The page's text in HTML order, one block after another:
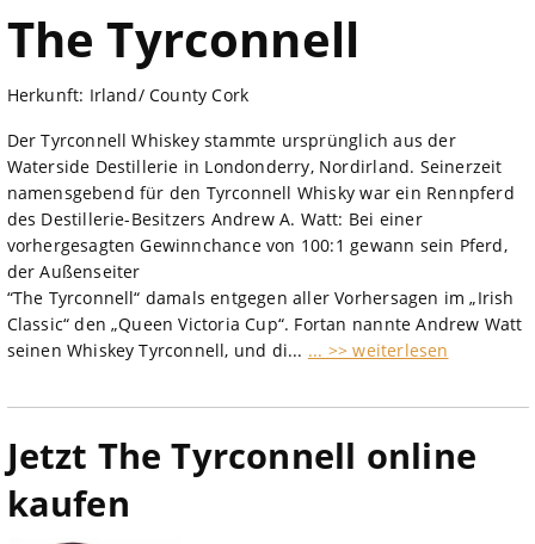
The Tyrconnell
Herkunft: Irland/ County Cork
Der Tyrconnell Whiskey stammte ursprünglich aus der
Waterside Destillerie in Londonderry, Nordirland. Seinerzeit
namensgebend für den Tyrconnell Whisky war ein Rennpferd
des Destillerie-Besitzers Andrew A. Watt: Bei einer
vorhergesagten Gewinnchance von 100:1 gewann sein Pferd,
der Außenseiter
“The Tyrconnell“ damals entgegen aller Vorhersagen im „Irish
Classic“ den „Queen Victoria Cup“. Fortan nannte Andrew Watt
seinen Whiskey Tyrconnell, und di... ... >> weiterlesen
Jetzt The Tyrconnell online
kaufen